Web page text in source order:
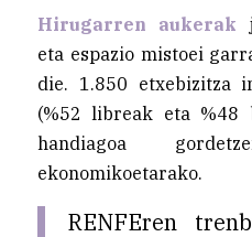
Hirugarren aukerak
eta espazio mistoei
die. 1.850 etxebizitza
(%52 libreak eta %48
handiagoa
ekonomikoetarako.
RENFEren